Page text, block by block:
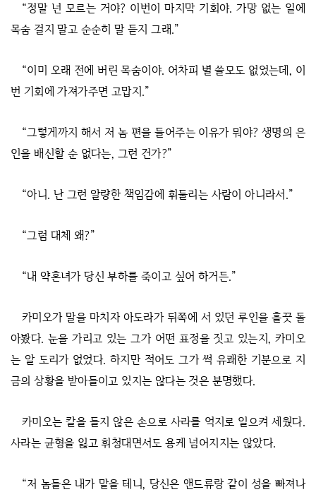
“정말 넌 모르는 거야? 이번이 마지막 기회야. 가망 없는 일에
목숨 걸지 말고 순순히 말 듣지 그래.”
“이미 오래 전에 버린 목숨이야. 어차피 별 쓸모도 없었는데, 이
번 기회에 가져가주면 고맙지.”
“그렇게까지 해서 저 놈 편을 들어주는 이유가 뭐야? 생명의 은
인을 배신할 순 없다는, 그런 건가?”
“아니. 난 그런 알량한 책임감에 휘둘리는 사람이 아니라서.”
“그럼 대체 왜?”
“내 약혼녀가 당신 부하를 죽이고 싶어 하거든.”
카미오가 말을 마치자 아도라가 뒤쪽에 서 있던 루인을 흘끗 돌
아봤다. 눈을 가리고 있는 그가 어떤 표정을 짓고 있는지, 카미오
는 알 도리가 없었다. 하지만 적어도 그가 썩 유쾌한 기분으로 지
금의 상황을 받아들이고 있지는 않다는 것은 분명했다.
카미오는 칼을 들지 않은 손으로 사라를 억지로 일으켜 세웠다.
사라는 균형을 잃고 휘청대면서도 용케 넘어지지는 않았다.
“저 놈들은 내가 맡을 테니, 당신은 앤드류랑 같이 성을 빠져나